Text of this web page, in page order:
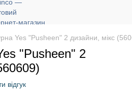
Yes "Pusheen" 2 дизайни, мікс
"Pusheen" 2
відгук